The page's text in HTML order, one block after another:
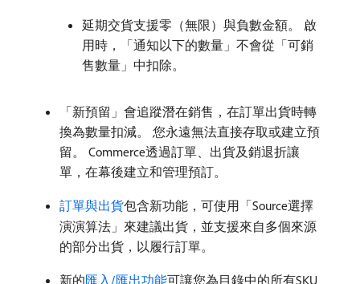
延期交貨支援零（無限）與負數金額。 啟
用時，「通知以下的數量」不會從「可銷
售數量」中扣除。
「新預留」會追蹤潛在銷售，在訂單出貨時轉
換為數量扣減。 您永遠無法直接存取或建立預
留。 Commerce透過訂單、出貨及銷退折讓
單，在幕後建立和管理預訂。
訂單與出貨包含新功能，可使用「Source選擇
演演算法」來建議出貨，並支援來自多個來源
的部分出貨，以履行訂單。
新的匯入/匯出功能可讓您為目錄中的所有SKU